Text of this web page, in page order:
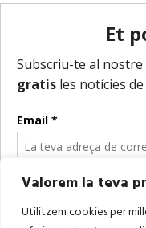
Valorem la teva
Utilitzem cookies per